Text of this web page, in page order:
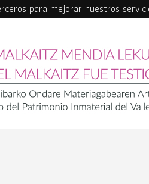
para mejorar nuestros